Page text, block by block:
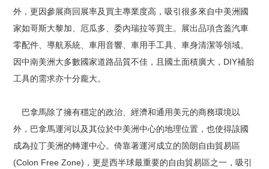
外，更因參展商回展率及買主專業度高，吸引很多來自中美洲國
家如哥斯大黎加、厄瓜多、委內瑞拉等買主。展出品項含蓋汽車
零配件、導航系統、車用音響、車用手工具、車身清潔等領域。
因中南美洲大多數國家道路品質不佳，且國土面積廣大，DIY補胎
工具的需求亦十分龐大。
巴拿馬除了擁有穩定的政治、經濟和通用美元的商務環境以
外，巴拿馬運河以及其位於中美洲中心的地理位置，也使得該國
成為拉丁美洲的轉運中心。倚靠著運河成立的箇朗自由貿易區
(Colon Free Zone)，更是西半球最重要的自由貿易區之一，吸引